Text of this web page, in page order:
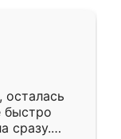
осталась
быстро
сразу.